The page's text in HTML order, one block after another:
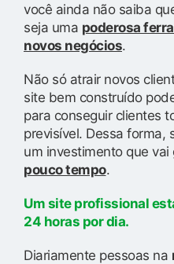
você ainda não saiba
seja uma poderosa
novos negócios.
Não só atrair novos
site bem construído
para conseguir clientes
previsível. Dessa forma,
um investimento que vai
pouco tempo.
Um site profissional
24 horas por dia.
Diariamente pessoas na